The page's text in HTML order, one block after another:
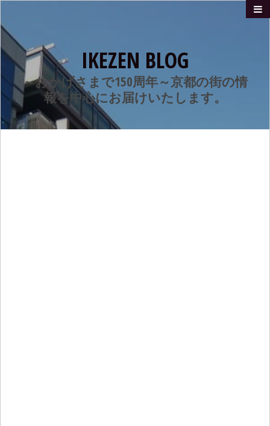
IKEZEN BLOG
～おかげさまで150周年～京都の街の情
報を中心にお届けいたします。